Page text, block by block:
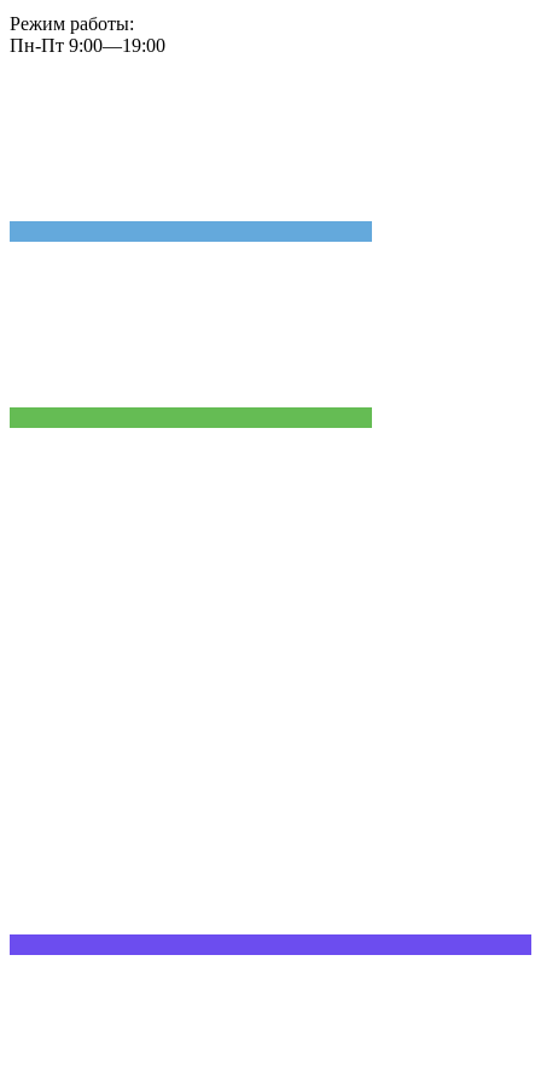
Режим работы:
Пн-Пт 9:00—19:00